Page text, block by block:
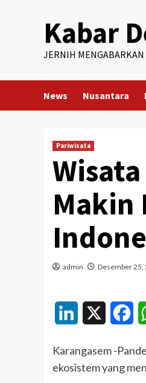
Kabar
JERNIH MENGABARKAN
News Nusantara
Pariwisata
Makin
admin Desember 25,
LinkedIn
Karangasem -
ekosistem yang